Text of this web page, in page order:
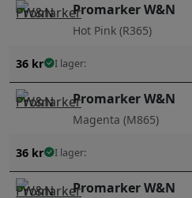
Promarker W&N
Hot Pink (R365)
36 kr I lager:
Promarker W&N
Magenta (M865)
36 kr I lager:
Promarker W&N